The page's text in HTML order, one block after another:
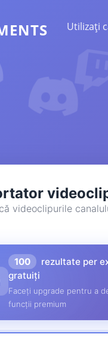
Utilizați
videoclipurile
100
rezultate per
gratuiți
Faceți upgrade pentru a
funcții premium